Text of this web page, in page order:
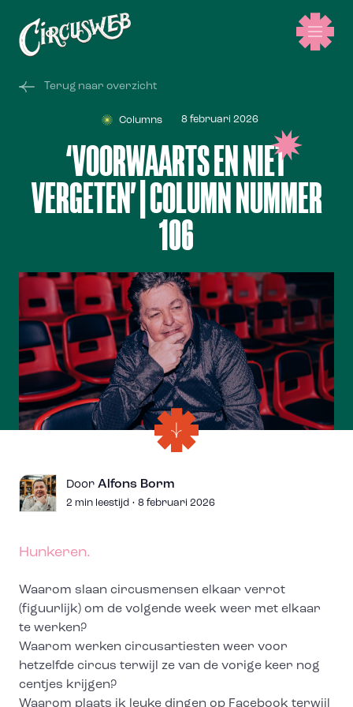
Terug naar overzicht
Columns 8 februari 2026
‘VOORWAARTS EN NIET
VERGETEN’ | COLUMN NUMMER
106
Door Alfons Borm
2 min leestijd • 8 februari 2026
Hunkeren.
Waarom slaan circusmensen elkaar verrot
(figuurlijk) om de volgende week weer met elkaar
te werken?
Waarom werken circusartiesten weer voor
hetzelfde circus terwijl ze van de vorige keer nog
centjes krijgen?
Waarom plaats ik leuke dingen op Facebook terwijl